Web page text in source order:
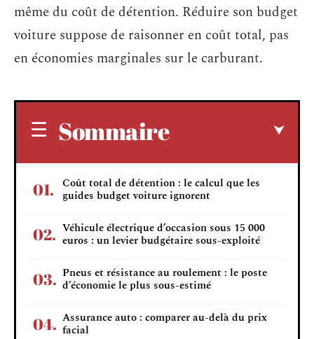
même du coût de détention. Réduire son budget
voiture suppose de raisonner en coût total, pas
en économies marginales sur le carburant.
Sommaire
Coût total de détention : le calcul que les
guides budget voiture ignorent
Véhicule électrique d’occasion sous 15 000
euros : un levier budgétaire sous-exploité
Pneus et résistance au roulement : le poste
d’économie le plus sous-estimé
Assurance auto : comparer au-delà du prix
facial